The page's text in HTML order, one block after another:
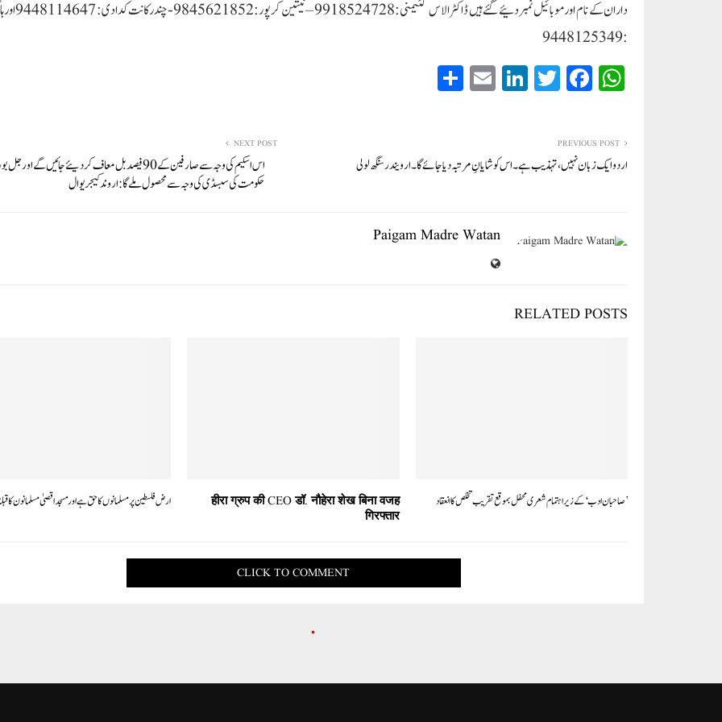
داران کے نام اور موبائیل
:9448125349
W
ha
A
pp
Fa
ce
ok
T
wi
Li
nk
In
E
m
PREVIOUS POST
اردو ایک زبان نہیں، تہذیب ہے۔ اس کو شایانِ مرتبہ دیا جائے گا۔ ارویندر سنگھ لولی
NEXT POST
اس اسکیم کی وجہ سے صارفین کے 90 فیصد بل معاف کردیئے جائیں گے اور
حکومت کی سبسڈی کی وجہ سے محصول ملے گا: اروند کیجریوال
Paigam Madre Watan
RELATED POSTS
’صاحبان ادب‘ کے زیر اہتمام شعری محفل بموقع تقریب تخلص کا انعقاد
हीरा ग्रुप की CEO डॉ. नौहेरा शेख बिना वजह
गिरफ्तार
ارض فلسطین پر مسلمانوں کا حق ہے اورمسجد اقصیٰ مسلمانون کا
CLICK TO COMMENT